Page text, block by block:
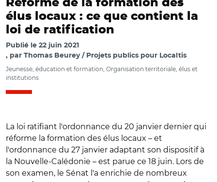
Réforme de la formation des
élus locaux : ce que contient la
loi de ratification
Publié le 22 juin 2021
par Thomas Beurey / Projets publics pour Localtis
Jeunesse, éducation et formation, Organisation territoriale, élus et
institutions
La loi ratifiant l'ordonnance du 20 janvier dernier qui
réforme la formation des élus locaux – et
l'ordonnance du 27 janvier adaptant son dispositif à
la Nouvelle-Calédonie – est parue ce 18 juin. Lors de
son examen, le Sénat l'a enrichie de nombreux